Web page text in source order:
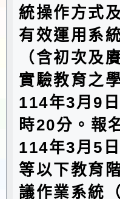
統操作方式
有效運用系
（含初次及
實驗教育之
114年3月9
時20分。報
114年3月5
等以下教育
議作業系統